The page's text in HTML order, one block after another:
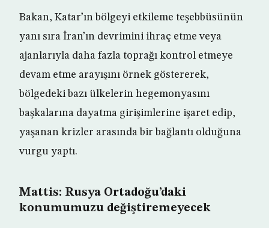
Bakan, Katar’ın bölgeyi etkileme teşebbüsünün
yanı sıra İran’ın devrimini ihraç etme veya
ajanlarıyla daha fazla toprağı kontrol etmeye
devam etme arayışını örnek göstererek,
bölgedeki bazı ülkelerin hegemonyasını
başkalarına dayatma girişimlerine işaret edip,
yaşanan krizler arasında bir bağlantı olduğuna
vurgu yaptı.
Mattis: Rusya Ortadoğu’daki
konumumuzu değiştiremeyecek